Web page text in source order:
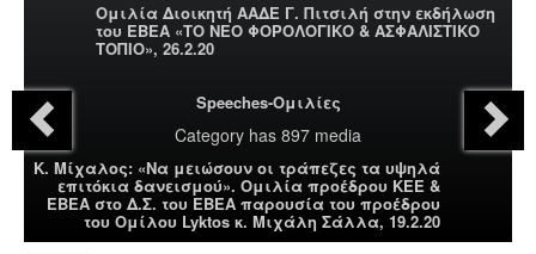
Ομιλία Διοικητή ΑΑΔΕ Γ. Πιτσιλή στην εκδήλωση
του ΕΒΕΑ «ΤΟ ΝΕΟ ΦΟΡΟΛΟΓΙΚΟ & ΑΣΦΑΛΙΣΤΙΚΟ
ΤΟΠΙΟ», 26.2.20
Speeches-Ομιλίες
Category has 897 media
Κ. Μίχαλος: «Να μειώσουν οι τράπεζες τα υψηλά
επιτόκια δανεισμού». Ομιλία προέδρου ΚΕΕ &
ΕΒΕΑ στο Δ.Σ. του ΕΒΕΑ παρουσία του προέδρου
του Ομίλου Lyktos κ. Μιχάλη Σάλλα, 19.2.20